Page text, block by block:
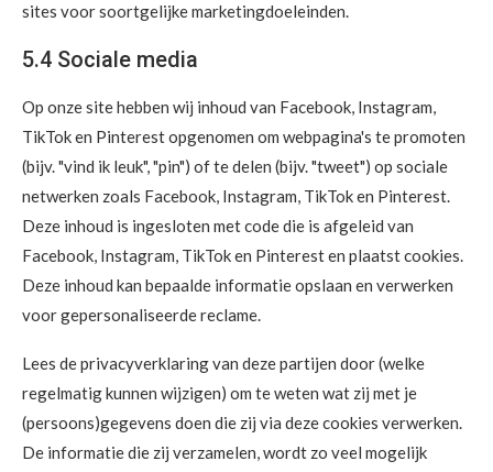
sites voor soortgelijke marketingdoeleinden.
5.4 Sociale media
Op onze site hebben wij inhoud van Facebook, Instagram,
TikTok en Pinterest opgenomen om webpagina's te promoten
(bijv. "vind ik leuk", "pin") of te delen (bijv. "tweet") op sociale
netwerken zoals Facebook, Instagram, TikTok en Pinterest.
Deze inhoud is ingesloten met code die is afgeleid van
Facebook, Instagram, TikTok en Pinterest en plaatst cookies.
Deze inhoud kan bepaalde informatie opslaan en verwerken
voor gepersonaliseerde reclame.
Lees de privacyverklaring van deze partijen door (welke
regelmatig kunnen wijzigen) om te weten wat zij met je
(persoons)gegevens doen die zij via deze cookies verwerken.
De informatie die zij verzamelen, wordt zo veel mogelijk